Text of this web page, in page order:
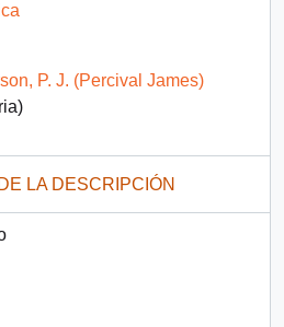
P. J. (Percival James)
LA DESCRIPCIÓN